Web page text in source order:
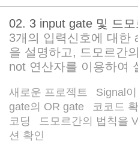
02. 3 input gate 및 드
3개의 입력신호에 대한
을 설명하고, 드모르간
not 연산자를 이용하여
새로운 프로젝트 Signal
gate의 OR gate
코코드
코딩
드모르간의 법칙을
션 확인